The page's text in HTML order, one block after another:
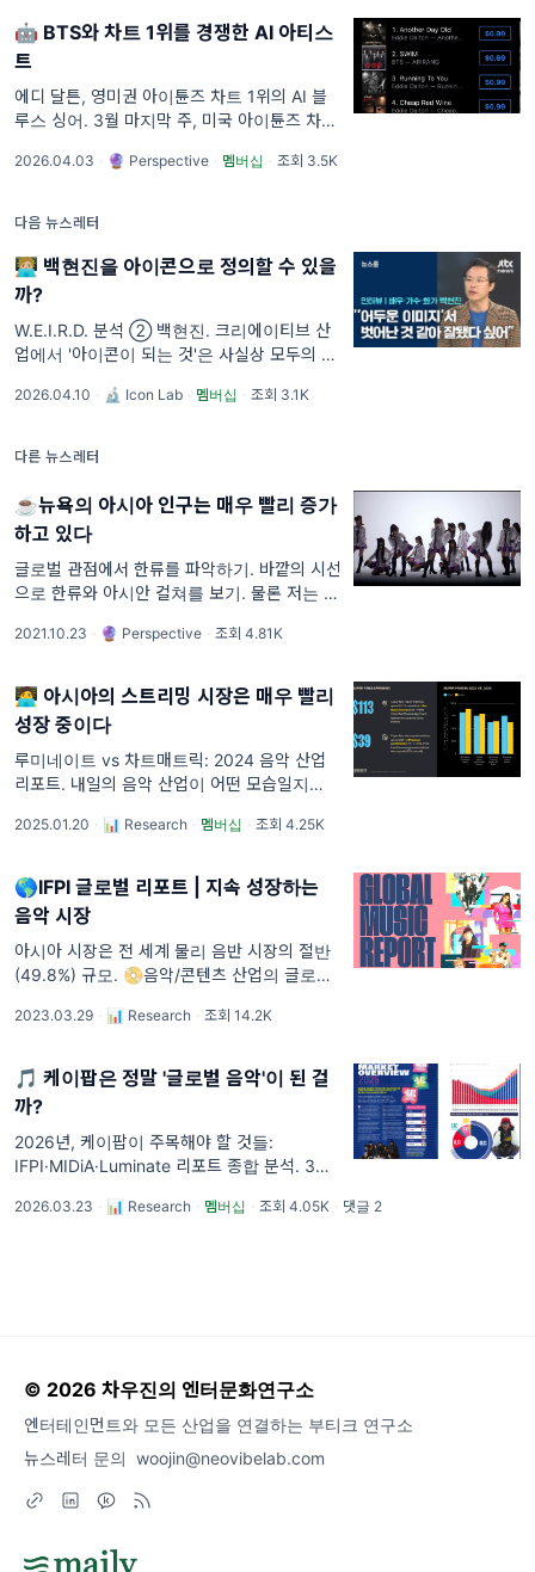
🤖 BTS와 차트 1위를 경쟁한 AI 아티스
트
에디 달튼, 영미권 아이튠즈 차트 1위의 AI 블
루스 싱어. 3월 마지막 주, 미국 아이튠즈 차트
가 있었습니다. 이름은 에디 달튼(Eddie
2026.04.03 · 🔮 Perspective · 멤버십 · 조회 3.5K
다음 뉴스레터
🧑🏼‍💻 백현진을 아이콘으로 정의할 수 있을
까?
W.E.I.R.D. 분석 ② 백현진. 크리에이티브 산
업에서 '아이콘이 되는 것'은 사실상 모두의 목
스트/브랜드가 어떻게 고유한 본질을 유지하면
2026.04.10 · 🔬 Icon Lab · 멤버십 · 조회 3.1K
다른 뉴스레터
☕뉴욕의 아시아 인구는 매우 빨리 증가
하고 있다
글로벌 관점에서 한류를 파악하기. 바깥의 시선
으로 한류와 아시안 컬쳐를 보기. 물론 저는 '한
에서는 비아시안 공동체이면서, 정서적으로는
2021.10.23 · 🔮 Perspective · 조회 4.81K
🧑‍💻 아시아의 스트리밍 시장은 매우 빨리
성장 중이다
루미네이트 vs 차트매트릭: 2024 음악 산업
리포트. 내일의 음악 산업이 어떤 모습일지는
테크, 게임, 애니메이션, 극장, 패션, 공간 등 다
텐
2025.01.20 · 📊 Research · 멤버십 · 조회 4.25K
🌎IFPI 글로벌 리포트 | 지속 성장하는
음악 시장
아시아 시장은 전 세계 물리 음반 시장의 절반
(49.8%) 규모. 📀음악/콘텐츠 산업의 글로벌
계 음악 시장 리포트 | IFPI(2023.03.21)
2023.03.29 · 📊 Research · 조회 14.2K
🎵 케이팝은 정말 '글로벌 음악'이 된 걸
까?
2026년, 케이팝이 주목해야 할 것들:
IFPI·MIDiA·Luminate 리포트 종합 분석. 3월
공개되었습니다. 여기에 더해서 Luminate의
2026.03.23 · 📊 Research · 멤버십 · 조회 4.05K · 댓글 2
© 2026 차우진의 엔터문화연구소
엔터테인먼트와 모든 산업을 연결하는 부티크 연구소
뉴스레터 문의 woojin@neovibelab.com